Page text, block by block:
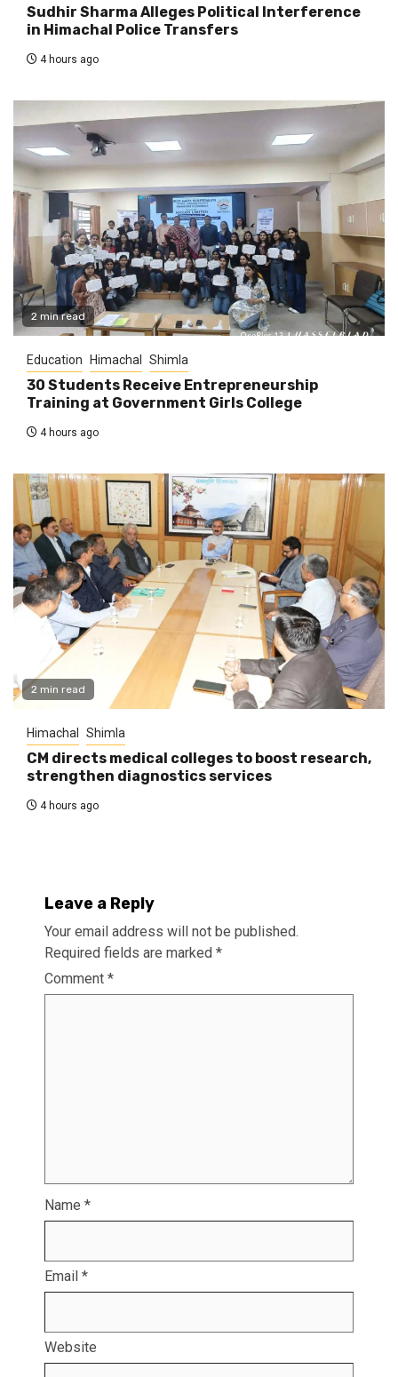
Sudhir Sharma Alleges Political Interference
in Himachal Police Transfers
4 hours ago
2 min read
Education Himachal Shimla
30 Students Receive Entrepreneurship
Training at Government Girls College
4 hours ago
2 min read
Himachal Shimla
CM directs medical colleges to boost research,
strengthen diagnostics services
4 hours ago
Leave a Reply
Your email address will not be published.
Required fields are marked *
Comment *
Name *
Email *
Website